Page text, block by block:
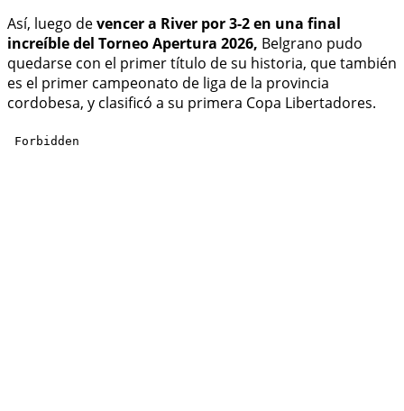
Así, luego devencer a River por 3-2 en una final
increíble del Torneo Apertura 2026, Belgrano pudo
quedarse con el primer título de su historia, que también
es el primer campeonato de liga de la provincia
cordobesa, y clasificó a su primera Copa Libertadores.